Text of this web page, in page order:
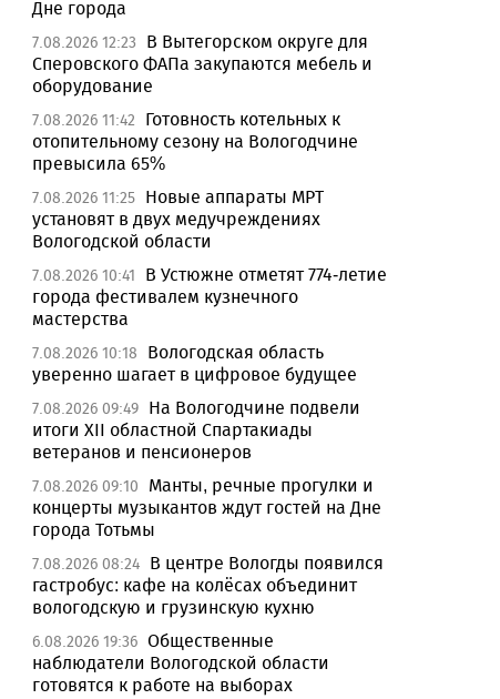
Дне города
7.08.2026 12:23
В Вытегорском округе для
Сперовского ФАПа закупаются мебель и
оборудование
7.08.2026 11:42
Готовность котельных к
отопительному сезону на Вологодчине
превысила 65%
7.08.2026 11:25 Новые аппараты МРТ
установят в двух медучреждениях
Вологодской области
7.08.2026 10:41
В Устюжне отметят 774-летие
города фестивалем кузнечного
мастерства
7.08.2026 10:18
Вологодская область
уверенно шагает в цифровое будущее
7.08.2026 09:49 На Вологодчине подвели
итоги XII областной Спартакиады
ветеранов и пенсионеров
7.08.2026 09:10
Манты, речные прогулки и
концерты музыкантов ждут гостей на Дне
города Тотьмы
7.08.2026 08:24 В центре Вологды появился
гастробус: кафе на колёсах объединит
вологодскую и грузинскую кухню
6.08.2026 19:36 Общественные
наблюдатели Вологодской области
готовятся к работе на выборах